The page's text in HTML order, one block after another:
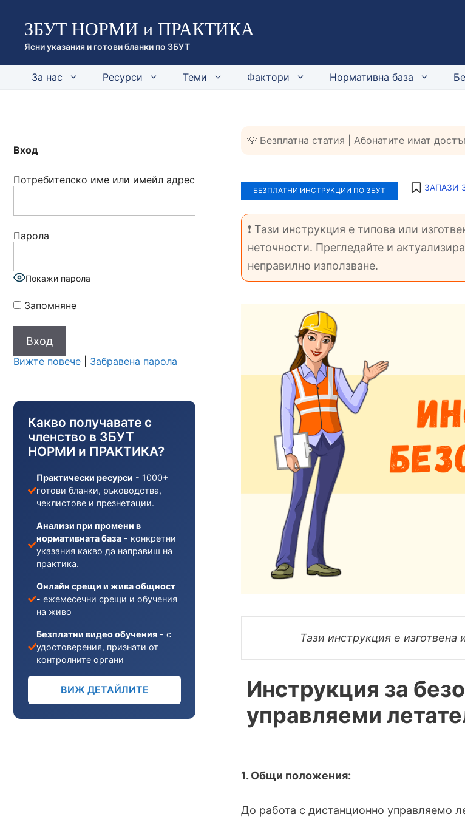
съдържанието
ЗБУТ НОРМИ и ПРАКТИКА
Ясни указания и готови бланки по ЗБУТ
За нас Ресурси Теми Фактори Нормативна база
💡 Безплатна статия | Абонатите имат
БЕЗПЛАТНИ ИНСТРУКЦИИ ПО ЗБУТ ЗАПАЗИ
❗ Тази инструкция е типова или
неточности. Прегледайте и
неправилно използване.
Тази инструкция е
Инструкция за
управляеми
1. Общи положения:
До работа с дистанционно управляемо
Вход
Потребителско име или имейл адрес
Парола
Покажи парола
Запомняне
Вижте повече Забравена парола
Какво получавате с
членство в ЗБУТ
НОРМИ и ПРАКТИКА?
Практически ресурси - 1000+
готови бланки, ръководства,
чеклистове и презнетации.
Анализи при промени в
нормативната база - конкретни
указания какво да направиш на
практика.
Онлайн срещи и жива общност
- ежемесечни срещи и обучения
на живо
Безплатни видео обучения - с
удостоверения, признати от
контролните органи
ВИЖ ДЕТАЙЛИТЕ